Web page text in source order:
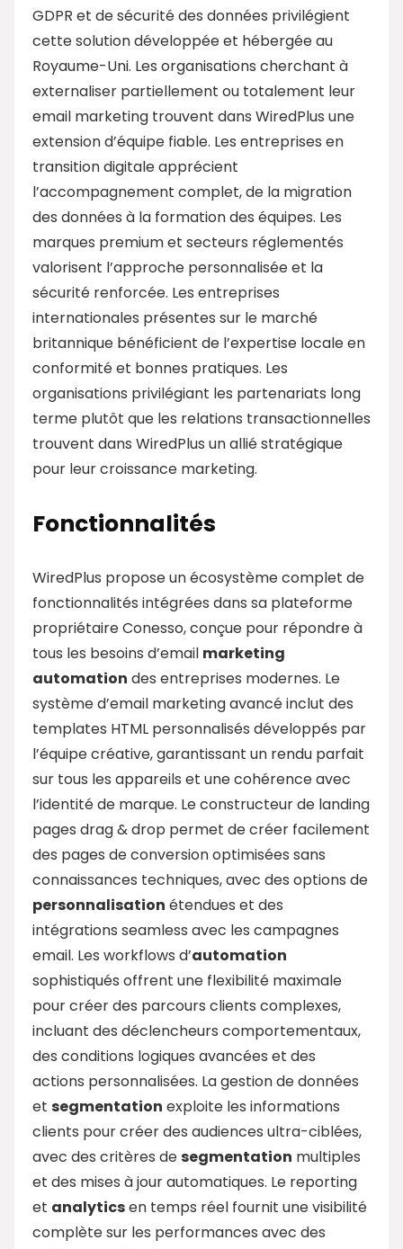
GDPR et de sécurité des données privilégient
cette solution développée et hébergée au
Royaume-Uni. Les organisations cherchant à
externaliser partiellement ou totalement leur
email marketing trouvent dans WiredPlus une
extension d’équipe fiable. Les entreprises en
transition digitale apprécient
l’accompagnement complet, de la migration
des données à la formation des équipes. Les
marques premium et secteurs réglementés
valorisent l’approche personnalisée et la
sécurité renforcée. Les entreprises
internationales présentes sur le marché
britannique bénéficient de l’expertise locale en
conformité et bonnes pratiques. Les
organisations privilégiant les partenariats long
terme plutôt que les relations transactionnelles
trouvent dans WiredPlus un allié stratégique
pour leur croissance marketing.
Fonctionnalités
WiredPlus propose un écosystème complet de
fonctionnalités intégrées dans sa plateforme
propriétaire Conesso, conçue pour répondre à
tous les besoins d’email marketing
automation des entreprises modernes. Le
système d’email marketing avancé inclut des
templates HTML personnalisés développés par
l’équipe créative, garantissant un rendu parfait
sur tous les appareils et une cohérence avec
l’identité de marque. Le constructeur de landing
pages drag & drop permet de créer facilement
des pages de conversion optimisées sans
connaissances techniques, avec des options de
personnalisation étendues et des
intégrations seamless avec les campagnes
email. Les workflows d’automation
sophistiqués offrent une flexibilité maximale
pour créer des parcours clients complexes,
incluant des déclencheurs comportementaux,
des conditions logiques avancées et des
actions personnalisées. La gestion de données
et segmentation exploite les informations
clients pour créer des audiences ultra-ciblées,
avec des critères desegmentation multiples
et des mises à jour automatiques. Le reporting
et analyticsen temps réel fournit une visibilité
complète sur les performances avec des